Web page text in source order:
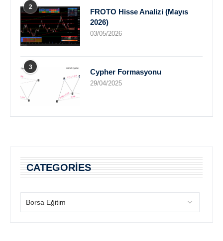
2
FROTO Hisse Analizi (Mayıs
2026)
03/05/2026
3
Cypher Formasyonu
29/04/2025
CATEGORIES